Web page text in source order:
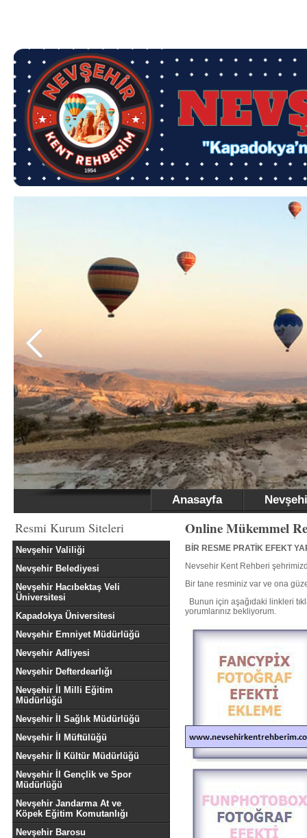
Anasayfa
Resmi Kurum Siteleri
Nevşehir Valiliği
Nevşehir Belediyesi
Nevşehir Hacıbektaş Veli
Üniversitesi
Kapadokya Üniversitesi
Nevşehir Emniyet Müdürlüğü
Nevşehir Adliyesi
Nevşehir Defterdearlığı
Nevşehir İl Milli Eğitim
Müdürlüğü
Nevşehir İl Sağlık Müdürlüğü
Nevşehir İl Müftülüğü
Nevşehir İl Kültür Müdürlüğü
Nevşehir İl Gençlik ve Spor
Müdürlüğü
Nevşehir Jandarma At ve
Köpek Eğitim Komutanlığı
Nevşehir Barosu
Online Mükemmel
BİR RESME PRATİK EFEKT
Nevsehir Kent Rehberi
Bir tane resminiz var ve ona
Bunun için aşağıdaki linkleri
yorumlarınız bekliyorum.